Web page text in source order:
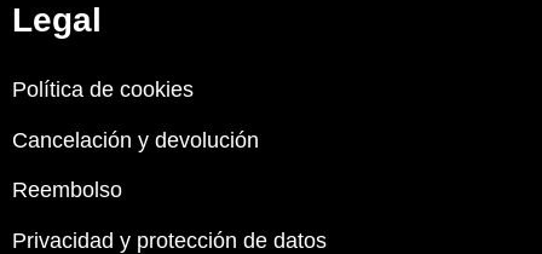
Legal
Política de cookies
Cancelación y devolución
Reembolso
Privacidad y protección de datos